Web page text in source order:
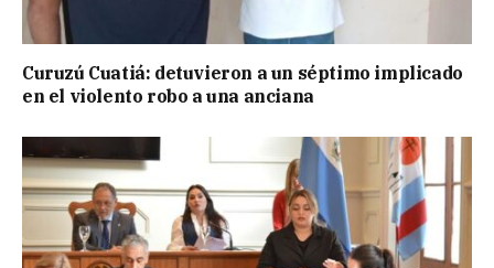
Curuzú Cuatiá: detuvieron a un séptimo implicado
en el violento robo a una anciana